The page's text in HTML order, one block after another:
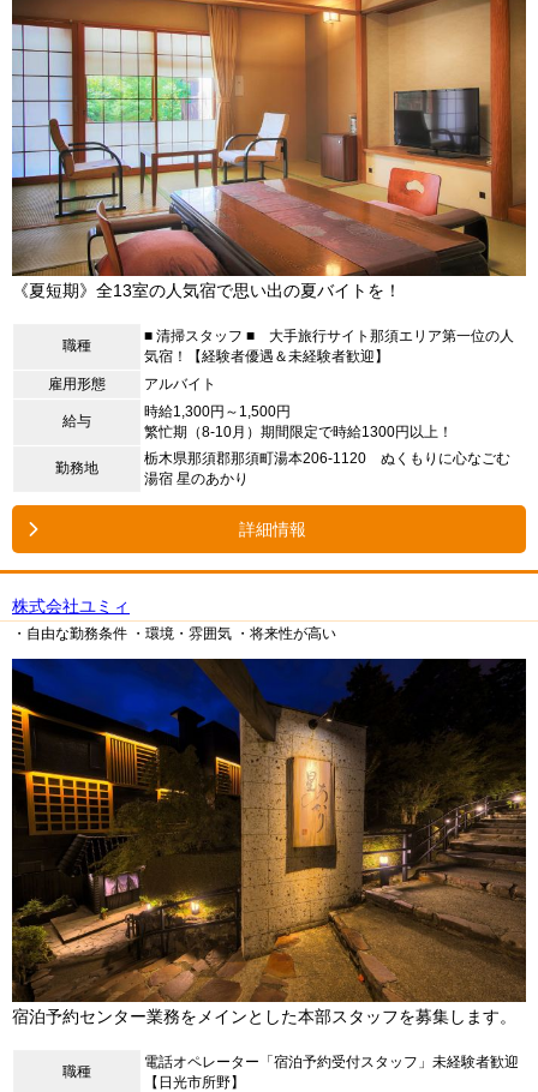
《夏短期》全13室の人気宿で思い出の夏バイトを！
職種
■ 清掃スタッフ ■ 大手旅行サイト那須エリア第一位の人
気宿！【経験者優遇＆未経験者歓迎】
雇用形態
アルバイト
給与
時給1,300円～1,500円
繁忙期（8-10月）期間限定で時給1300円以上！
勤務地
栃木県那須郡那須町湯本206-1120 ぬくもりに心なごむ
湯宿 星のあかり
詳細情報
株式会社ユミィ
・自由な勤務条件 ・環境・雰囲気 ・将来性が高い
宿泊予約センター業務をメインとした本部スタッフを募集します。
職種
電話オペレーター「宿泊予約受付スタッフ」未経験者歓迎
【日光市所野】